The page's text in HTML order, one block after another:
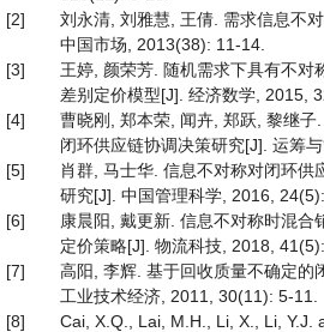
[2]
刘永清, 刘雅慧, 王倩. 需求信息不
中国市场, 2013(38): 11-14.
[3]
王婷, 颜荣芳. 随机需求下具有不对
差别定价模型[J]. 经济数学, 2015,
[4]
曹晓刚, 郑本荣, 闻卉, 郑跃, 黎继子
闭环供应链协调决策研究[J]. 运筹
[5]
肖群, 马士华. 信息不对称对闭环供
研究[J]. 中国管理科学, 2016,
[6]
康晨阳, 戴更新. 信息不对称时混合
定价策略[J]. 物流科技, 2018,
[7]
高阳, 李辉. 基于回收质量不确定的
工业技术经济, 2011, 30(11): 5-11.
[8]
Cai, X.Q., Lai, M.H., Li, X., Li, Y.J.